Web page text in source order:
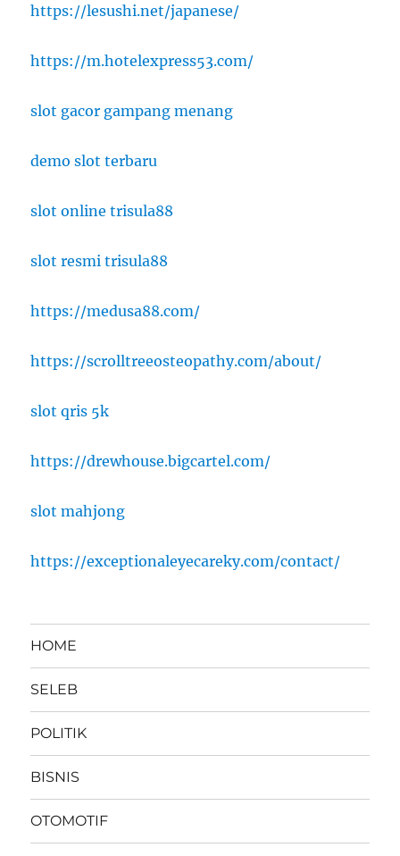
https://lesushi.net/japanese/
https://m.hotelexpress53.com/
slot gacor gampang menang
demo slot terbaru
slot online trisula88
slot resmi trisula88
https://medusa88.com/
https://scrolltreeosteopathy.com/about/
slot qris 5k
https://drewhouse.bigcartel.com/
slot mahjong
https://exceptionaleyecareky.com/contact/
HOME
SELEB
POLITIK
BISNIS
OTOMOTIF